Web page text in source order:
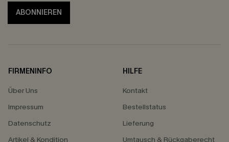
ABONNIEREN
FIRMENINFO
Über Uns
Impressum
Datenschutz
Artikel & Kondition
HILFE
Kontakt
Bestellstatus
Lieferung
Umtausch & Rückgaberecht